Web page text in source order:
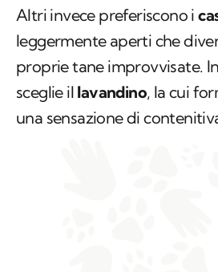
Altri invece preferiscono i
leggermente aperti che
proprie tane improvvisate.
sceglie il lavandino, la cui
una sensazione di